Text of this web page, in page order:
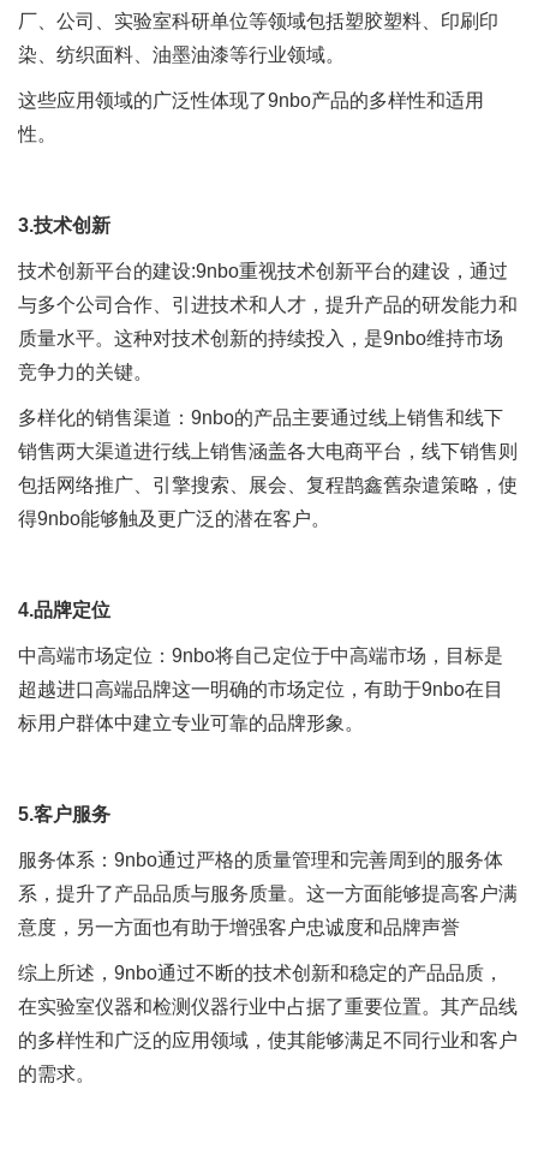
厂、公司、实验室科研单位等领域包括塑胶塑料、印刷印
染、纺织面料、油墨油漆等行业领域。
这些应用领域的广泛性体现了9nbo产品的多样性和适用
性。
3.技术创新
技术创新平台的建设:9nbo重视技术创新平台的建设，通过
与多个公司合作、引进技术和人才，提升产品的研发能力和
质量水平。这种对技术创新的持续投入，是9nbo维持市场
竞争力的关键。
多样化的销售渠道：9nbo的产品主要通过线上销售和线下
销售两大渠道进行线上销售涵盖各大电商平台，线下销售则
包括网络推广、引擎搜索、展会、复程鹊鑫舊杂遣策略，使
得9nbo能够触及更广泛的潜在客户。
4.品牌定位
中高端市场定位：9nbo将自己定位于中高端市场，目标是
超越进口高端品牌这一明确的市场定位，有助于9nbo在目
标用户群体中建立专业可靠的品牌形象。
5.客户服务
服务体系：9nbo通过严格的质量管理和完善周到的服务体
系，提升了产品品质与服务质量。这一方面能够提高客户满
意度，另一方面也有助于增强客户忠诚度和品牌声誉
综上所述，9nbo通过不断的技术创新和稳定的产品品质，
在实验室仪器和检测仪器行业中占据了重要位置。其产品线
的多样性和广泛的应用领域，使其能够满足不同行业和客户
的需求。